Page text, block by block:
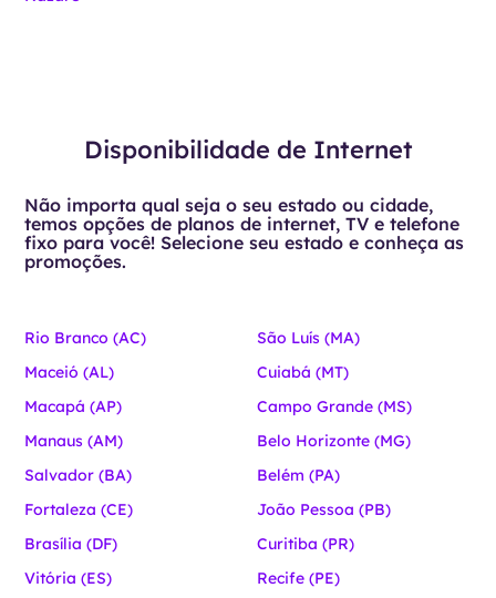
Disponibilidade de Internet
Não importa qual seja o seu estado ou cidade,
temos opções de planos de internet, TV e telefone
fixo para você! Selecione seu estado e conheça as
promoções.
Rio Branco (AC)
Maceió (AL)
Macapá (AP)
Manaus (AM)
Salvador (BA)
Fortaleza (CE)
Brasília (DF)
Vitória (ES)
São Luís (MA)
Cuiabá (MT)
Campo Grande (MS)
Belo Horizonte (MG)
Belém (PA)
João Pessoa (PB)
Curitiba (PR)
Recife (PE)